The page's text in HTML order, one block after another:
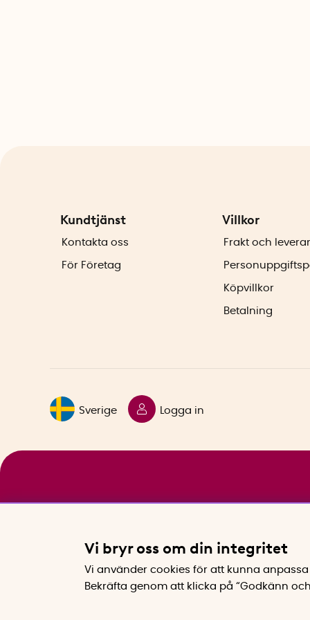
Kundtjänst
Kontakta oss
För Företag
Villkor
Frakt och
Köpvillkor
Betalning
Sverige Logga in
Vi bryr oss om din integritet
Vi använder cookies för att kunna
Bekräfta genom att klicka på “Godkänn